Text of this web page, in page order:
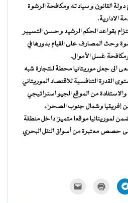
القانون و سيادته ومكافحة الرشوة
الادارية.
بقواعد الحكم الرشيد وحسن التسيير
وحث المصارف على القيام بدورها في
غسل الأموال.
الى جعل موريتانيا محطة للتجارة شبه
القدرة التنافسية للاقتصاد الموريتاني
من الموقع الجيو استراتيجي
إفريقيا وشمال جنوب الصحراء
لموريتانيا موقعا متميزا داخل منطقة
حصص معتبرة من أسواق النقل البحري
انقر
للمشاركة للطباعة